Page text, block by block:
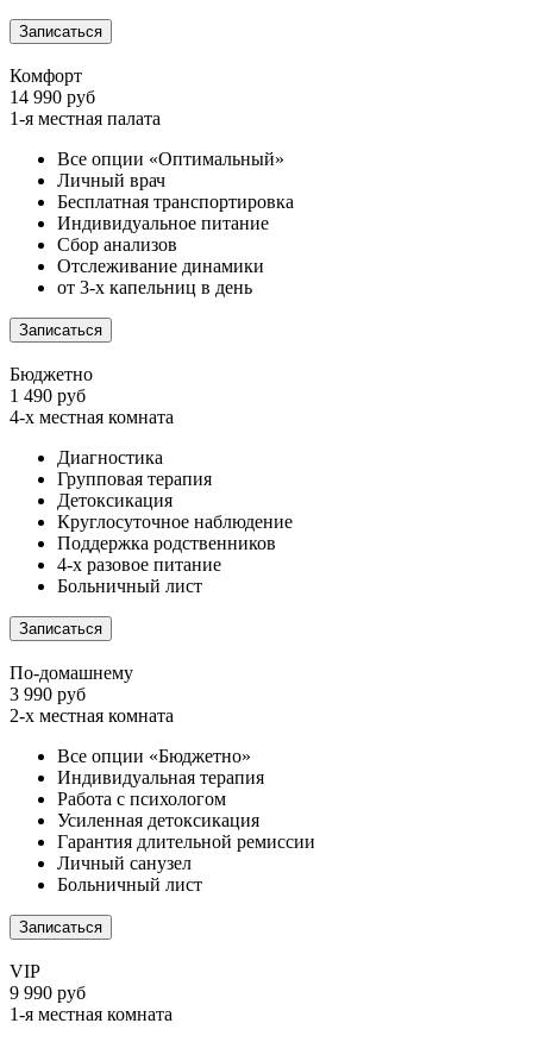
Записаться
Комфорт
14 990 руб
1-я местная палата
Все опции «Оптимальный»
Личный врач
Бесплатная транспортировка
Индивидуальное питание
Сбор анализов
Отслеживание динамики
от 3-х капельниц в день
Записаться
Бюджетно
1 490 руб
4-х местная комната
Диагностика
Групповая терапия
Детоксикация
Круглосуточное наблюдение
Поддержка родственников
4-х разовое питание
Больничный лист
Записаться
По-домашнему
3 990 руб
2-х местная комната
Все опции «Бюджетно»
Индивидуальная терапия
Работа с психологом
Усиленная детоксикация
Гарантия длительной ремиссии
Личный санузел
Больничный лист
Записаться
VIP
9 990 руб
1-я местная комната